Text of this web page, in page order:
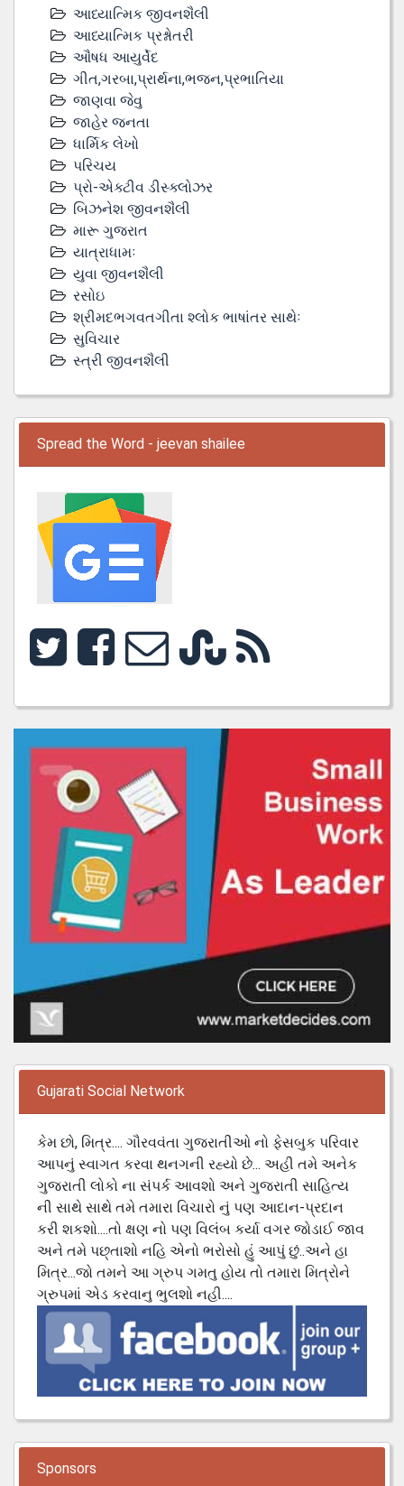
આધ્યાત્મિક જીવનશૈલી
આધ્યાત્મિક પ્રશ્નોતરી
ઔષધ આયુર્વેદ
ગીત,ગરબા,પ્રાર્થના,ભજન,પ્રભાતિયા
જાણવા જેવુ
જાહેર જનતા
ધાર્મિક લેખો
પરિચય
પ્રો-એક્ટીવ ડીસ્‍ક્લોઝર
બિઝનેશ જીવનશૈલી
મારૂ ગુજરાત
યાત્રાધામઃ
યુવા જીવનશૈલી
રસોઇ
શ્રીમદભગવતગીતા શ્લોક ભાષાંતર સાથેઃ
સુવિચાર
સ્ત્રી જીવનશૈલી
Spread the Word - jeevan shailee
Gujarati Social Network
કેમ છો, મિત્ર.... ગૌરવવંતા ગુજરાતીઓ નો ફેસબુક પરિવાર
આપનું સ્વાગત કરવા થનગની રહ્યો છે... અહી તમે અનેક
ગુજરાતી લોકો ના સંપર્ક આવશો અને ગુજરાતી સાહિત્ય
ની સાથે સાથે તમે તમારા વિચારો નું પણ આદાન-પ્રદાન
કરી શકશો....તો ક્ષણ નો પણ વિલંબ કર્યા વગર જોડાઈ જાવ
અને તમે પછ્તાશો નહિ એનો ભરોસો હું આપું છું..અને હા
મિત્ર...જો તમને આ ગ્રુપ ગમતુ હોય તો તમારા મિત્રોને
ગ્રુપમાં એડ કરવાનુ ભુલશો નહી....
Sponsors